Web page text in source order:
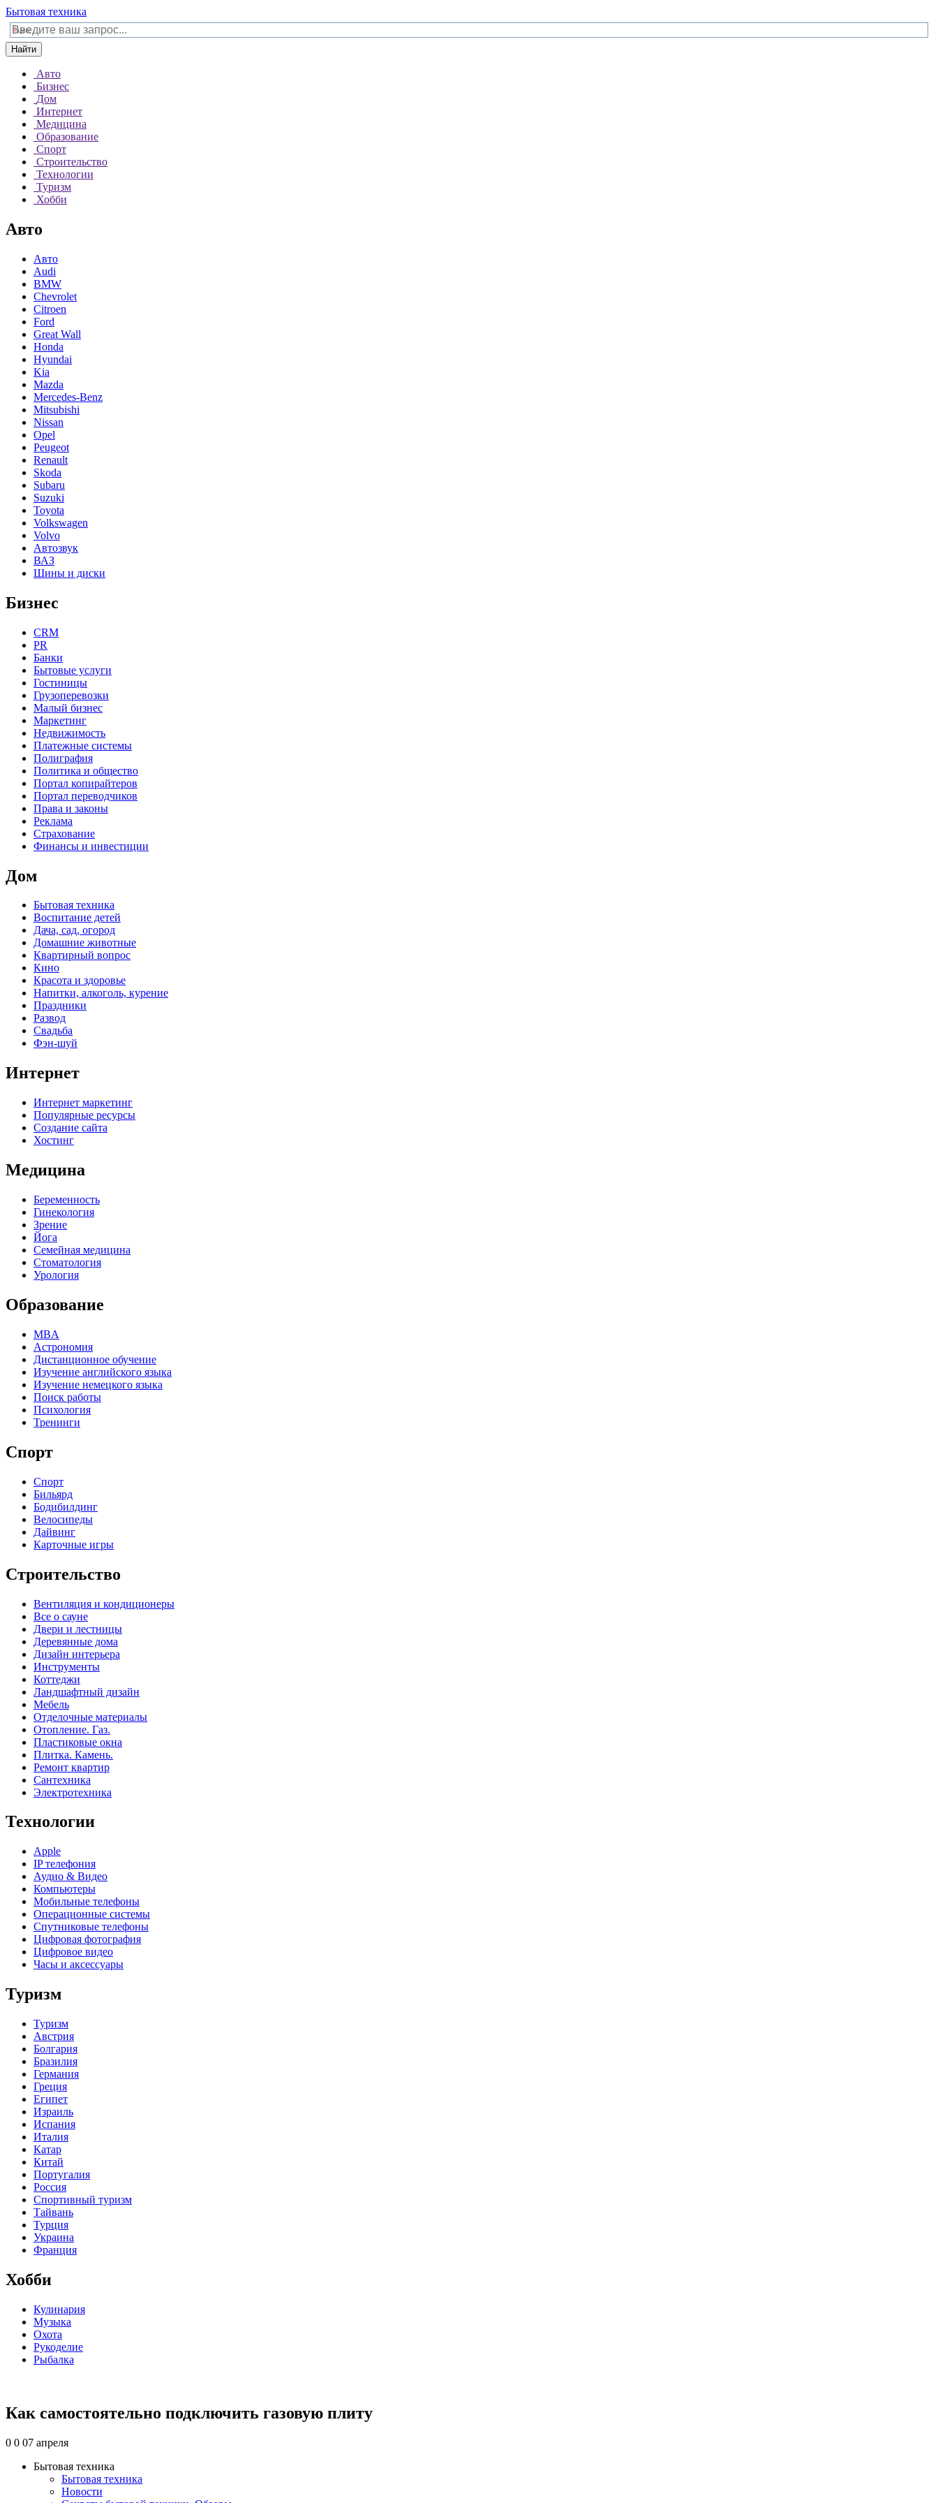
Бытовая техника
Найти
Авто
Бизнес
Дом
Интернет
Медицина
Образование
Спорт
Строительство
Технологии
Туризм
Хобби
Авто
Авто
Audi
BMW
Chevrolet
Citroen
Ford
Great Wall
Honda
Hyundai
Kia
Mazda
Mercedes-Benz
Mitsubishi
Nissan
Opel
Peugeot
Renault
Skoda
Subaru
Suzuki
Toyota
Volkswagen
Volvo
Автозвук
ВАЗ
Шины и диски
Бизнес
CRM
PR
Банки
Бытовые услуги
Гостиницы
Грузоперевозки
Малый бизнес
Маркетинг
Недвижимость
Платежные системы
Полиграфия
Политика и общество
Портал копирайтеров
Портал переводчиков
Права и законы
Реклама
Страхование
Финансы и инвестиции
Дом
Бытовая техника
Воспитание детей
Дача, сад, огород
Домашние животные
Квартирный вопрос
Кино
Красота и здоровье
Напитки, алкоголь, курение
Праздники
Развод
Свадьба
Фэн-шуй
Интернет
Интернет маркетинг
Популярные ресурсы
Создание сайта
Хостинг
Медицина
Беременность
Гинекология
Зрение
Йога
Семейная медицина
Стоматология
Урология
Образование
MBA
Астрономия
Дистанционное обучение
Изучение английского языка
Изучение немецкого языка
Поиск работы
Психология
Тренинги
Спорт
Спорт
Бильярд
Бодибилдинг
Велосипеды
Дайвинг
Карточные игры
Строительство
Вентиляция и кондиционеры
Все о сауне
Двери и лестницы
Деревянные дома
Дизайн интерьера
Инструменты
Коттеджи
Ландшафтный дизайн
Мебель
Отделочные материалы
Отопление. Газ.
Пластиковые окна
Плитка. Камень.
Ремонт квартир
Сантехника
Электротехника
Технологии
Apple
IP телефония
Аудио & Видео
Компьютеры
Мобильные телефоны
Операционные системы
Спутниковые телефоны
Цифровая фотография
Цифровое видео
Часы и аксессуары
Туризм
Туризм
Австрия
Болгария
Бразилия
Германия
Греция
Египет
Израиль
Испания
Италия
Катар
Китай
Португалия
Россия
Спортивный туризм
Тайвань
Турция
Украина
Франция
Хобби
Кулинария
Музыка
Охота
Рукоделие
Рыбалка
Как самостоятельно подключить газовую плиту
0 0 07 апреля
Бытовая техника
Бытовая техника
Новости